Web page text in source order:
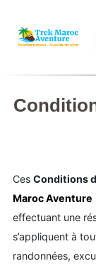
contenu
Ces Conditions
Maroc Aventure
effectuant une
s’appliquent à
randonnées,